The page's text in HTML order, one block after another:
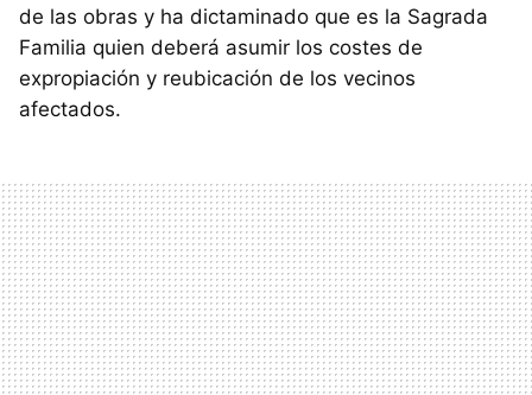
de las obras y ha dictaminado que es la Sagrada
Familia quien deberá asumir los costes de
expropiación y reubicación de los vecinos
afectados.